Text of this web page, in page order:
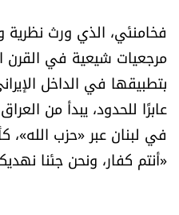
فخامنئي، الذي ورث نظرية
مرجعيات شيعية في القرن
بتطبيقها في الداخل
عابرًا للحدود، يبدأ من
في لبنان عبر «حزب
«أنتم كفار، ونحن جئنا